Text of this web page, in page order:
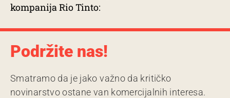
kompanija Rio Tinto:
Podržite nas!
Smatramo da je jako važno da kritičko
novinarstvo ostane van komercijalnih interesa.